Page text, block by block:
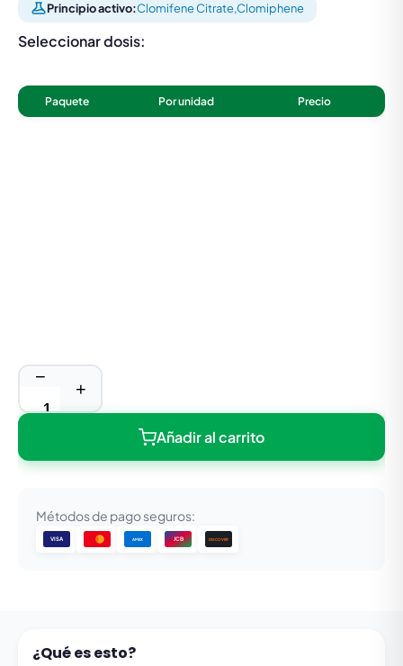
Principio activo:Clomifene Citrate,Clomiphene
Seleccionar dosis:
Paquete Por unidad Precio
−
+
Añadir al carrito
Métodos de pago seguros:
VISA AMEX JCB DISCOVER
¿Qué es esto?